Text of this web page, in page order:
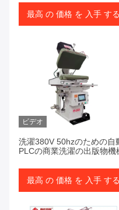
最高 の 価格 を 入手 する
ビデオ
洗濯380V 50hzのための自
PLCの商業洗濯の出版物機
最高 の 価格 を 入手 する